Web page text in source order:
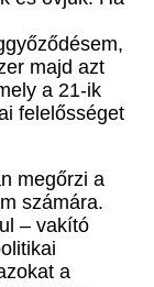
majd azt
a 21-ik
felelősséget
megőrzi a
számára.
– vakító
a